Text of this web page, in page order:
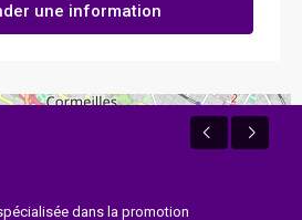
une information
dans la promotion